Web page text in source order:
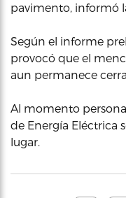
pavimento, informó
Según el informe
provocó que el
aun permanece
Al momento
de Energía Eléctrica
lugar.